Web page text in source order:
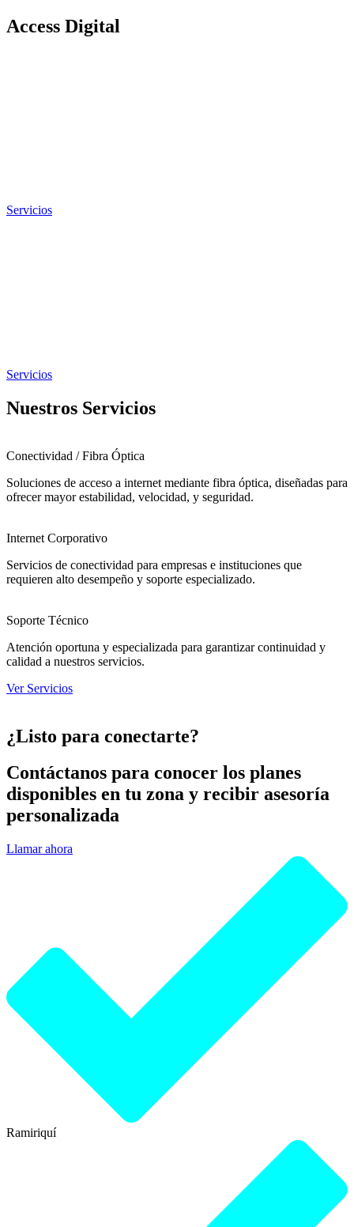
Access Digital
Servicios
Servicios
Nuestros Servicios
Conectividad / Fibra Óptica
Soluciones de acceso a internet mediante fibra óptica, diseñadas para
ofrecer mayor estabilidad, velocidad, y seguridad.
Internet Corporativo
Servicios de conectividad para empresas e instituciones que
requieren alto desempeño y soporte especializado.
Soporte Técnico
Atención oportuna y especializada para garantizar continuidad y
calidad a nuestros servicios.
Ver Servicios
¿Listo para conectarte?
Contáctanos para conocer los planes
disponibles en tu zona y recibir asesoría
personalizada
Llamar ahora
Ramiriquí